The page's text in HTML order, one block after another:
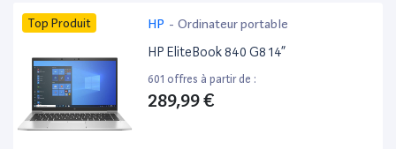
Top Produit HP - Ordinateur portable
HP EliteBook 840 G8 14”
601 offres à partir de :
289,99 €